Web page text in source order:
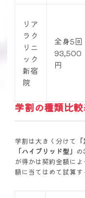
リア
ラク
リニ
ック
新宿
院
全身5回
93,500
円
学割の種類比
学割は大きく分けて
「ハイブリッド型」
が得かは契約金額に
額に当てはめて試算す